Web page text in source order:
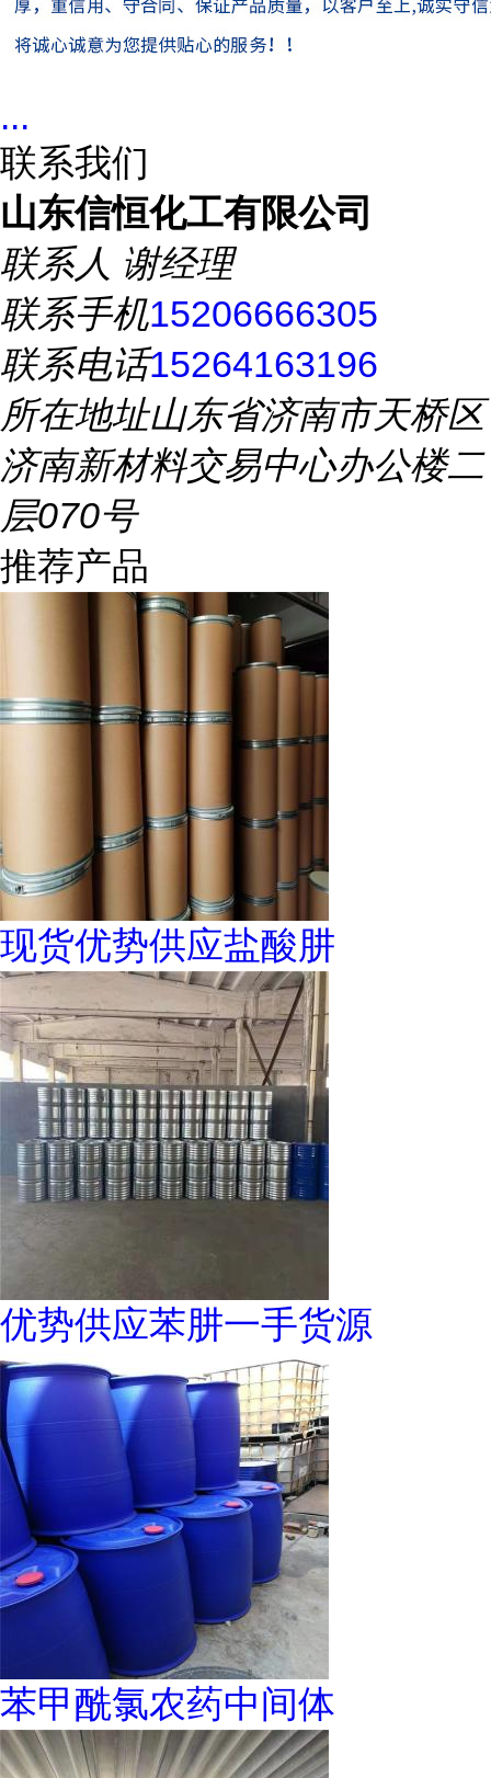
...
联系我们
山东信恒化工有限公司
联系人 谢经理
联系手机15206666305
联系电话15264163196
所在地址山东省济南市天桥区
济南新材料交易中心办公楼二
层070号
推荐产品
现货优势供应盐酸肼
优势供应苯肼一手货源
苯甲酰氯农药中间体